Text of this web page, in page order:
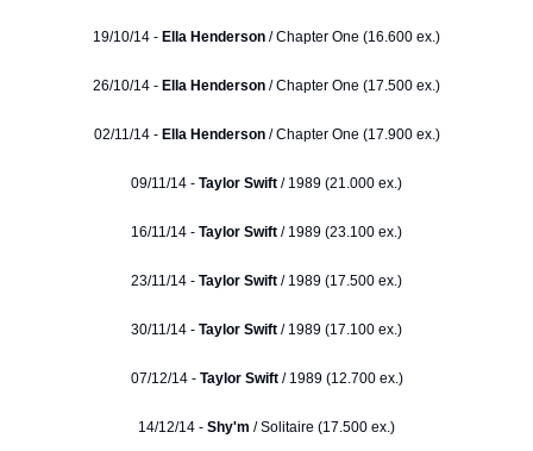
19/10/14 - Ella Henderson / Chapter One (16.600 ex.)
26/10/14 - Ella Henderson / Chapter One (17.500 ex.)
02/11/14 - Ella Henderson/ Chapter One (17.900 ex.)
09/11/14 - Taylor Swift / 1989 (21.000 ex.)
16/11/14 - Taylor Swift / 1989 (23.100 ex.)
23/11/14 - Taylor Swift / 1989 (17.500 ex.)
30/11/14 - Taylor Swift / 1989 (17.100 ex.)
07/12/14 - Taylor Swift/ 1989 (12.700 ex.)
14/12/14 - Shy'm / Solitaire (17.500 ex.)